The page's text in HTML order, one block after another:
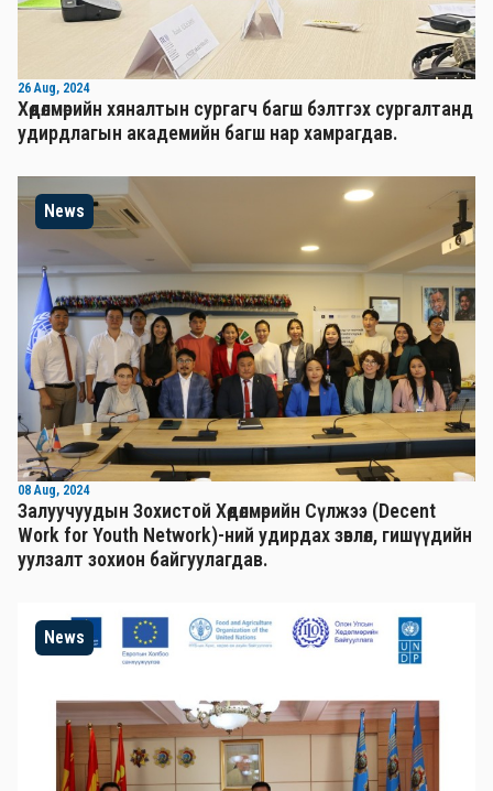
26 Aug, 2024
Хөдөлмөрийн хяналтын сургагч багш бэлтгэх сургалтанд
удирдлагын академийн багш нар хамрагдав.
News
08 Aug, 2024
Залуучуудын Зохистой Хөдөлмөрийн Сүлжээ (Decent
Work for Youth Network)-ний удирдах зөвлөл, гишүүдийн
уулзалт зохион байгуулагдав.
News